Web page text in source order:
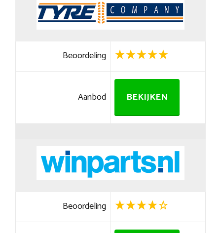
Beoordeling
Aanbod BEKIJKEN
Beoordeling